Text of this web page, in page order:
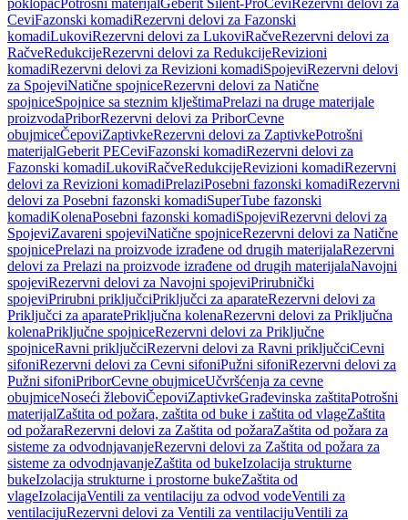
poklopacPotrošni materijalGeberit Silent-ProCeviRezervni delovi za
CeviFazonski komadiRezervni delovi za Fazonski
komadiLukoviRezervni delovi za LukoviRačveRezervni delovi za
RačveRedukcijeRezervni delovi za RedukcijeRevizioni
komadiRezervni delovi za Revizioni komadiSpojeviRezervni delovi
za SpojeviNatične spojniceRezervni delovi za Natične
spojniceSpojnice sa steznim klještimaPrelazi na druge materijale
proizvodaPriborRezervni delovi za PriborCevne
obujmiceČepoviZaptivkeRezervni delovi za ZaptivkePotrošni
materijalGeberit PECeviFazonski komadiRezervni delovi za
Fazonski komadiLukoviRačveRedukcijeRevizioni komadiRezervni
delovi za Revizioni komadiPrelaziPosebni fazonski komadiRezervni
delovi za Posebni fazonski komadiSuperTube fazonski
komadiKolenaPosebni fazonski komadiSpojeviRezervni delovi za
SpojeviZavareni spojeviNatične spojniceRezervni delovi za Natične
spojnicePrelazi na proizvode izrađene od drugih materijalaRezervni
delovi za Prelazi na proizvode izrađene od drugih materijalaNavojni
spojeviRezervni delovi za Navojni spojeviPrirubnički
spojeviPrirubni priključciPriključci za aparateRezervni delovi za
Priključci za aparatePriključna kolenaRezervni delovi za Priključna
kolenaPriključne spojniceRezervni delovi za Priključne
spojniceRavni priključciRezervni delovi za Ravni priključciCevni
sifoniRezervni delovi za Cevni sifoniPužni sifoniRezervni delovi za
Pužni sifoniPriborCevne obujmiceUčvršćenja za cevne
obujmiceNoseći žleboviČepoviZaptivkeGrađevinska zaštitaPotrošni
materijalZaštita od požara, zaštita od buke i zaštita od vlageZaštita
od požaraRezervni delovi za Zaštita od požaraZaštita od požara za
sisteme za odvodnjavanjeRezervni delovi za Zaštita od požara za
sisteme za odvodnjavanjeZaštita od bukeIzolacija strukturne
bukeIzolacija strukturne i prostorne bukeZaštita od
vlageIzolacijaVentili za ventilaciju za odvod vodeVentili za
ventilacijuRezervni delovi za Ventili za ventilacijuVentili za